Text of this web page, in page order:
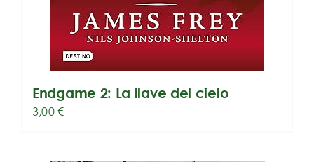
Endgame 2: La llave del cielo
3,00€